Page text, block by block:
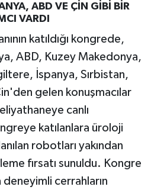
ABD VE ÇİN GİBİ BİR
VARDI
katıldığı kongrede,
ABD, Kuzey Makedonya,
İspanya, Sırbistan,
gelen konuşmacılar
canlı
katılanlara üroloji
robotları yakından
fırsatı sunuldu. Kongre
deneyimli cerrahların